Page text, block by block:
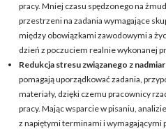
pracy. Mniej czasu spędzonego na
przestrzeni na zadania wymagające
między obowiązkami zawodowymi a
dzień z poczuciem realnie wykonanej
Redukcja stresu związanego z
pomagają uporządkować zadania,
materiały, dzięki czemu pracownicy
pracy. Mając wsparcie w pisaniu,
z napiętymi terminami i wymagającymi